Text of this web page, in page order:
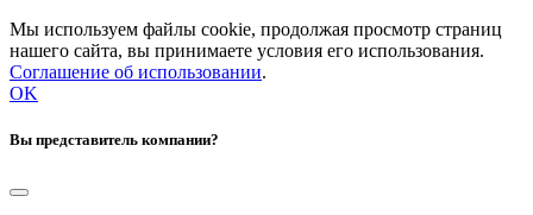
Мы используем файлы cookie, продолжая просмотр страниц
нашего сайта, вы принимаете условия его использования.
Соглашение об использовании.
OK
Вы представитель компании?